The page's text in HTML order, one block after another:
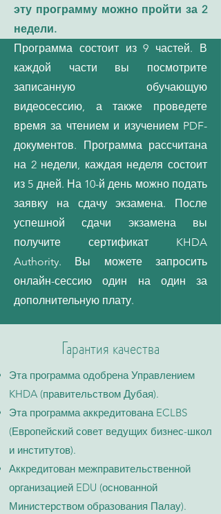
эту программу можно пройти за 2
недели.
Программа состоит из 9 частей. В
каждой части вы посмотрите
записанную обучающую
видеосессию, а также проведете
время за чтением и изучением PDF-
документов. Программа рассчитана
на 2 недели, каждая неделя состоит
из 5 дней. На 10-й день можно подать
заявку на сдачу экзамена. После
успешной сдачи экзамена вы
получите сертификат KHDA
Authority. Вы можете запросить
онлайн-сессию один на один за
дополнительную плату.
Гарантия качества
Эта программа одобрена Управлением
KHDA (правительством Дубая).
Эта программа аккредитована ECLBS
(Европейский совет ведущих бизнес-школ
и институтов).
Аккредитован межправительственной
организацией EDU (основанной
Министерством образования Палау).